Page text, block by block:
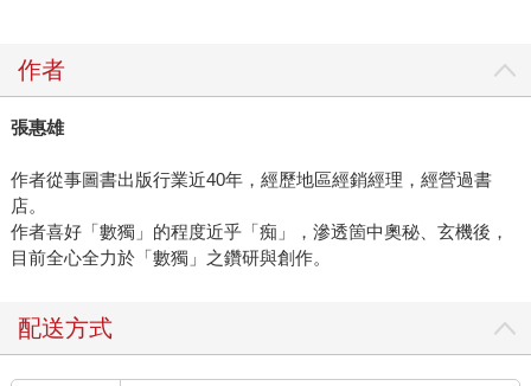
作者
張惠雄
作者從事圖書出版行業近40年，經歷地區經銷經理，經營過書
店。
作者喜好「數獨」的程度近乎「痴」，滲透箇中奧秘、玄機後，
目前全心全力於「數獨」之鑽研與創作。
配送方式